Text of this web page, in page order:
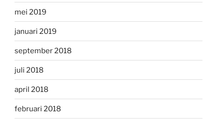
mei 2019
januari 2019
september 2018
juli 2018
april 2018
februari 2018